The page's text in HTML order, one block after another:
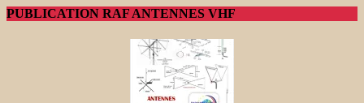
PUBLICATION RAF ANTENNES VHF